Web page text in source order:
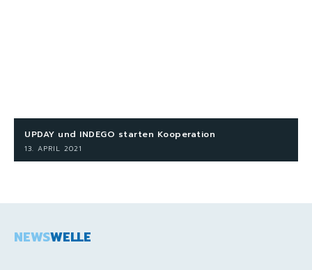
UPDAY und INDEGO starten Kooperation
13. APRIL 2021
NEWSWELLE